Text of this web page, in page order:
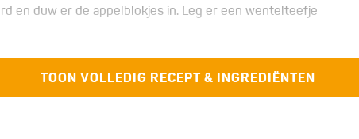
en duw er de appelblokjes in. Leg er een wentelteefje
schijfjes gedroogde appel.
TOON VOLLEDIG RECEPT & INGREDIËNTEN